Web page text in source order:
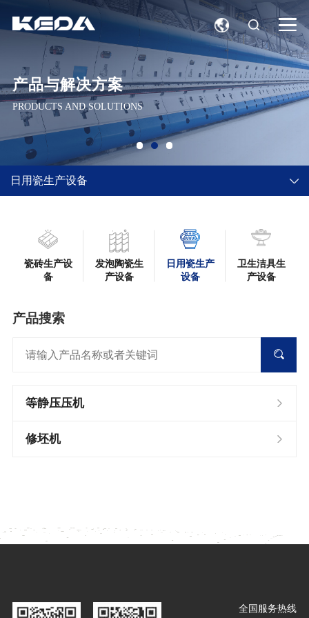
产品与解决方案
PRODUCTS AND SOLUTIONS
日用瓷生产设备
瓷砖生产设
备
发泡陶瓷生
产设备
日用瓷生产
设备
卫生洁具生
产设备
产品搜索
等静压压机
修坯机
全国服务热线